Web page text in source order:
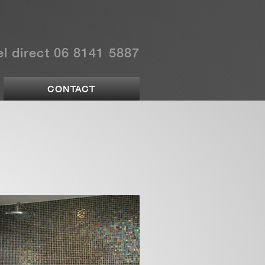
direct 06 8141 5887
CONTACT